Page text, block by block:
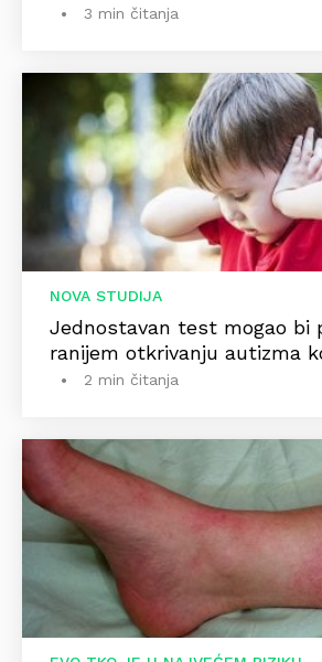
3 min čitanja
NOVA STUDIJA
Jednostavan test mogao bi
ranijem otkrivanju autizma
2 min čitanja